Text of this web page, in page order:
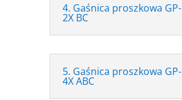
4. Gaśnica proszkowa GP-
2X BC
5. Gaśnica proszkowa GP-
4X ABC